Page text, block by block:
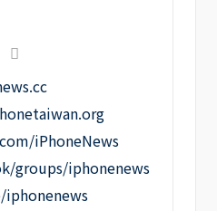
iPhoneNews
groups/iphonenews
iphonenews